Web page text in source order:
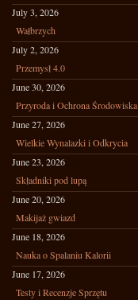
July 3, 2026
Wałbrzych
July 2, 2026
Przemysł 4.0
June 30, 2026
Przyroda i Ochrona Środowiska
June 27, 2026
Wielkie Wynalazki i Odkrycia
June 23, 2026
Składniki pod lupą
June 20, 2026
Makijaż gwiazd
June 18, 2026
Nauka o Spalaniu Kalorii
June 17, 2026
Testy i Recenzje Sprzętu